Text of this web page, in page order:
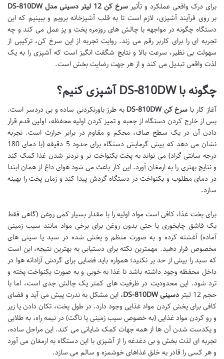
برای درک واقعی عملکرد و تأثیر سرخ کن 12 لیتر دسینی مدل DS-810DW
بر روی فرآیند آشپزی، لازم است تا به قلب آشپزخانه برویم و ببینیم که این
دستگاه چگونه در مواجهه با چالش های روزمره پخت و پز عمل می کند و چه
تجربه ای را برای کاربر رقم می زند. روایت تجربه از این سرخ کن، ترکیبی از
سهولت بی نظیر، سرعت بالا و نتایج شگفت انگیز است که آشپزی را به یک
لذت واقعی تبدیل می کند و از هر جهت رضایت بخش است.
چگونه با DS-810DW آشپزی کنیم؟
آغاز کار با سرخ کن DS-810DW
به طرز باورنکردنی ساده و بی دردسر است.
پس از خارج کردن دستگاه از جعبه و تمیز کردن اولیه محفظه، اولین قدم قرار
دادن آن در یک سطح صاف، محکم و مقاوم در برابر حرارت است. تجربه
نشان می دهد که پیش گرمایش دستگاه برای حدود 5 دقیقه (با دمای 180
درجه سانتی گراد) می تواند به پخت یکنواخت تر و تردتر شدن غذا کمک کند
و نتایج بهتری را به ارمغان آورد. این کار باعث می شود هوای داغ از همان ابتدا
در دمای مطلوب و یکنواخت در دستگاه گردش پیدا کند و زمان پخت را بهینه
سازد.
برای پخت غذا، کافی است مواد اولیه را با مقدار بسیار کمی روغن (گاهی فقط
یک قاشق چایخوری یا حتی بدون روغن برای برخی مواد مانند سیب زمینی
آماده) آغشته کرده و به صورت منظم و پخش شده در سبد یا سینی های
مخصوص قرار دهید. مهمترین نکته برای دستیابی به بهترین نتیجه، این است
که سبد را بیش از حد پر نکنید؛ همواره باید فضایی برای گردش آزادانه هوا در
داخل محفظه وجود داشته باشد تا غذا به خوبی و به صورت یکنواخت پخته و
ترد شود. این محدودیت در ظرفیت های کمتر یک چالش جدی است، اما با
حجم 12 لیتر
دسینی DS-810DW
، این مشکل به ندرت پیش می آید و فضای
کافی برای پخش کردن مواد غذایی وجود دارد. در طول پخت، تکان دادن یا زیر
و رو کردن مواد غذایی (به خصوص سیب زمینی یا ناگت) در نیمه راه، به طلایی
و یکدست شدن آن ها از همه جهات کمک شایانی می کند. این مراحل ساده،
تجربه ای لذت بخش و بی دغدغه را از آشپزی با این دستگاه به ارمغان می آورد
و هر کسی را قادر به خلق غذاهای خوشمزه و سالم می سازد.